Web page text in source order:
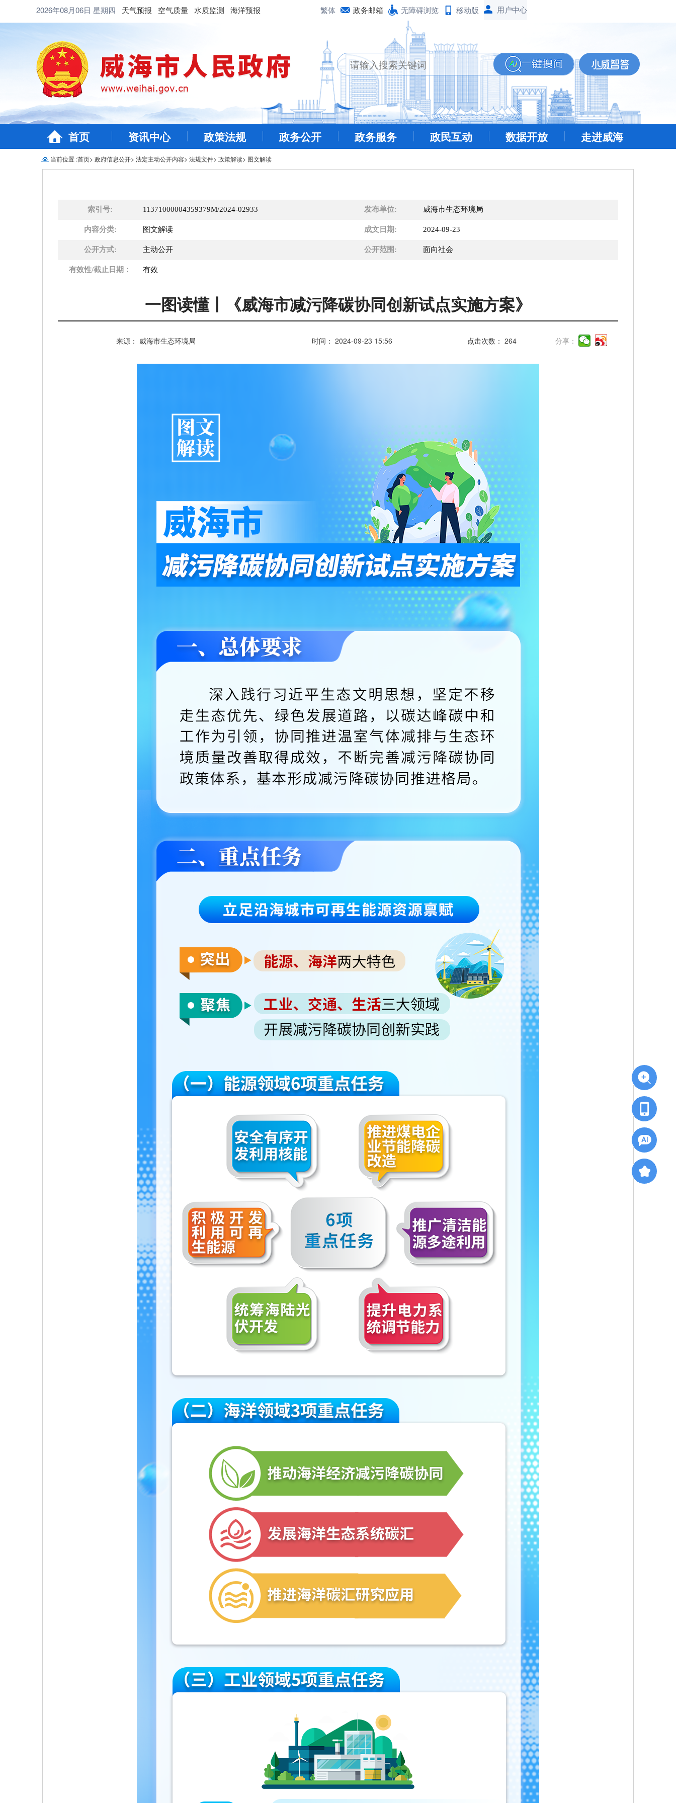
2026年08月06日 星期四 天气预报 空气质量 水质监测 海洋预报 繁体 政务邮箱 无障碍浏览 移动版
首页 资讯中心 政策法规 政务公开 政务服务 政民互动 数据开放 走进威海
当前位置 :首页> 政府信息公开> 法定主动公开内容> 法规文件> 政策解读> 图文解读
索引号: 11371000004359379M/2024-02933 发布单位: 威海市生态环境局
内容分类: 图文解读 成文日期: 2024-09-23
公开方式: 主动公开 公开范围: 面向社会
有效性/截止日期： 有效
一图读懂丨《威海市减污降碳协同创新试点实施方案》
来源： 威海市生态环境局 时间： 2024-09-23 15:56 点击次数：264 分享：